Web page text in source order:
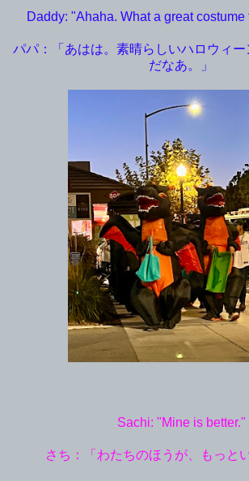
Daddy: "Ahaha. What a great
パパ：「あはは。素晴らしいハロウィ
だなあ。」
Sachi: "Mine is better."
さち：「わたちのほうが、もっと